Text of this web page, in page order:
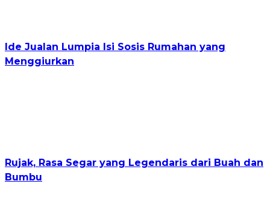
Ide Jualan Lumpia Isi Sosis Rumahan yang
Menggiurkan
Rujak, Rasa Segar yang Legendaris dari Buah dan
Bumbu